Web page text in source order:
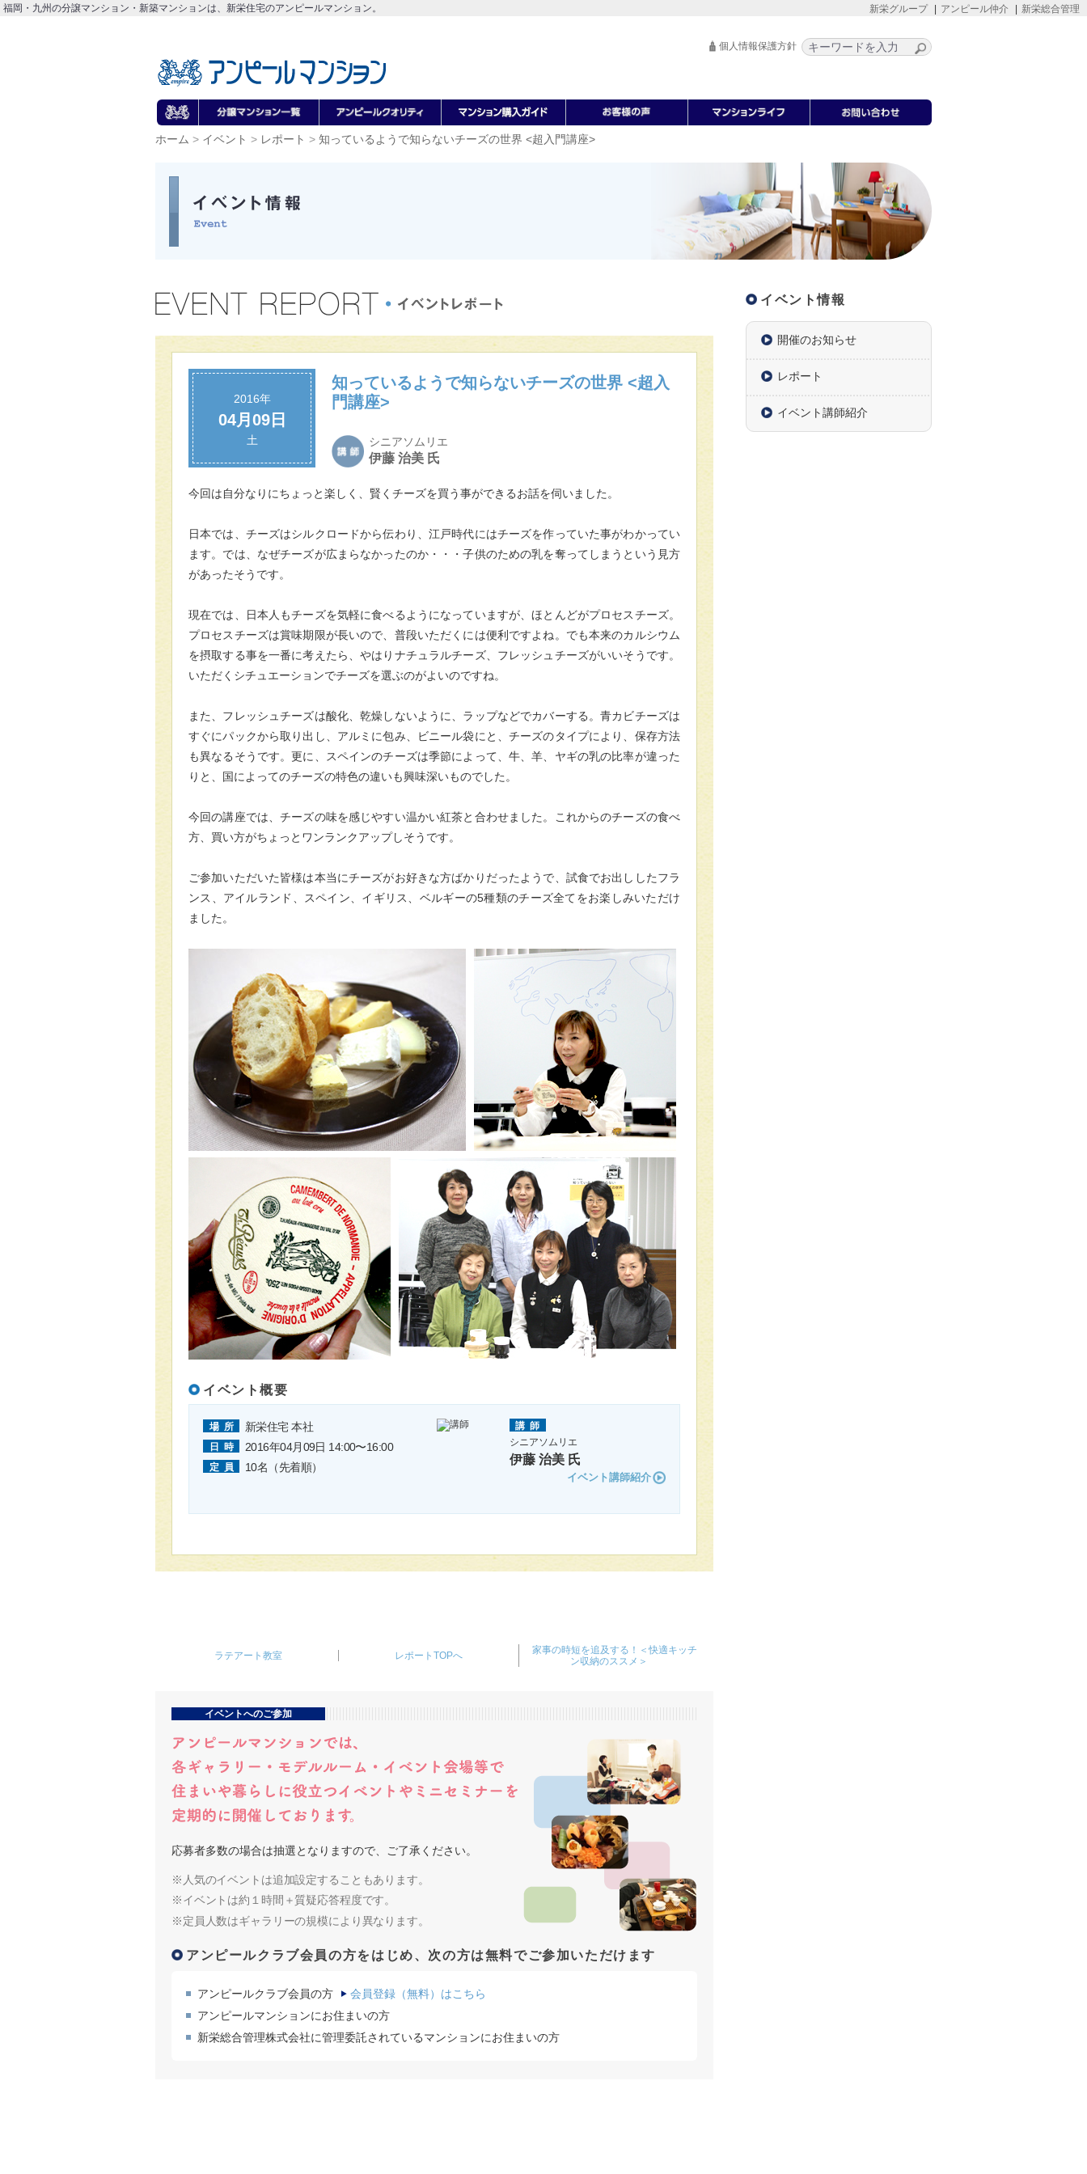
福岡・九州の分譲マンション・新築マンションは、新栄住宅のアンピールマンション。 新栄グループ アンピール仲介 新栄総合管理
個人情報保護方針
ホーム > イベント > レポート > 知っているようで知らないチーズの世界 <超入門講座>
2016年
04月09日
土
知っているようで知らないチーズの世界 <超入
門講座>
シニアソムリエ
伊藤 治美 氏
今回は自分なりにちょっと楽しく、賢くチーズを買う事ができるお話を伺いました。
日本では、チーズはシルクロードから伝わり、江戸時代にはチーズを作っていた事がわかってい
ます。では、なぜチーズが広まらなかったのか・・・子供のための乳を奪ってしまうという見方
があったそうです。
現在では、日本人もチーズを気軽に食べるようになっていますが、ほとんどがプロセスチーズ。
プロセスチーズは賞味期限が長いので、普段いただくには便利ですよね。でも本来のカルシウム
を摂取する事を一番に考えたら、やはりナチュラルチーズ、フレッシュチーズがいいそうです。
いただくシチュエーションでチーズを選ぶのがよいのですね。
また、フレッシュチーズは酸化、乾燥しないように、ラップなどでカバーする。青カビチーズは
すぐにパックから取り出し、アルミに包み、ビニール袋にと、チーズのタイプにより、保存方法
も異なるそうです。更に、スペインのチーズは季節によって、牛、羊、ヤギの乳の比率が違った
りと、国によってのチーズの特色の違いも興味深いものでした。
今回の講座では、チーズの味を感じやすい温かい紅茶と合わせました。これからのチーズの食べ
方、買い方がちょっとワンランクアップしそうです。
ご参加いただいた皆様は本当にチーズがお好きな方ばかりだったようで、試食でお出ししたフラ
ンス、アイルランド、スペイン、イギリス、ベルギーの5種類のチーズ全てをお楽しみいただけ
ました。
イベント概要
場所 新栄住宅 本社
日時 2016年04月09日 14:00〜16:00
定員 10名（先着順）
講師
シニアソムリエ
伊藤 治美 氏
イベント講師紹介
ラテアート教室 レポートTOPへ
家事の時短を追及する！＜快適キッチ
ン収納のススメ＞
イベントへのご参加
応募者多数の場合は抽選となりますので、ご了承ください。
※人気のイベントは追加設定することもあります。
※イベントは約１時間＋質疑応答程度です。
※定員人数はギャラリーの規模により異なります。
アンピールクラブ会員の方をはじめ、次の方は無料でご参加いただけます
アンピールクラブ会員の方
会員登録（無料）はこちら
アンピールマンションにお住まいの方
新栄総合管理株式会社に管理委託されているマンションにお住まいの方
イベント情報
開催のお知らせ
レポート
イベント講師紹介